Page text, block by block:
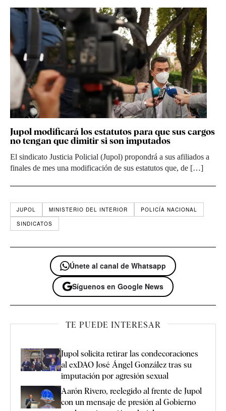
Jupol modificará los estatutos para que sus cargos
no tengan que dimitir si son imputados
El sindicato Justicia Policial (Jupol) propondrá a sus afiliados a
finales de mes una modificación de sus estatutos que, de […]
JUPOL MINISTERIO DEL INTERIOR
POLICÍA NACIONAL
SINDICATOS
Únete al canal de Whatsapp
Síguenos en Google News
TE PUEDE INTERESAR
Jupol solicita retirar las condecoraciones
al exDAO José Ángel González tras su
imputación por agresión sexual
Aarón Rivero, reelegido al frente de Jupol
con un mensaje de presión al Gobierno